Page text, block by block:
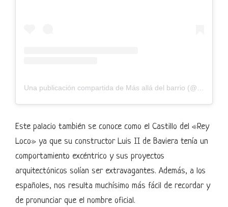
Este palacio también se conoce como el Castillo del «Rey
Loco» ya que su constructor Luis II de Baviera tenía un
comportamiento excéntrico y sus proyectos
arquitectónicos solían ser extravagantes. Además, a los
españoles, nos resulta muchísimo más fácil de recordar y
de pronunciar que el nombre oficial.